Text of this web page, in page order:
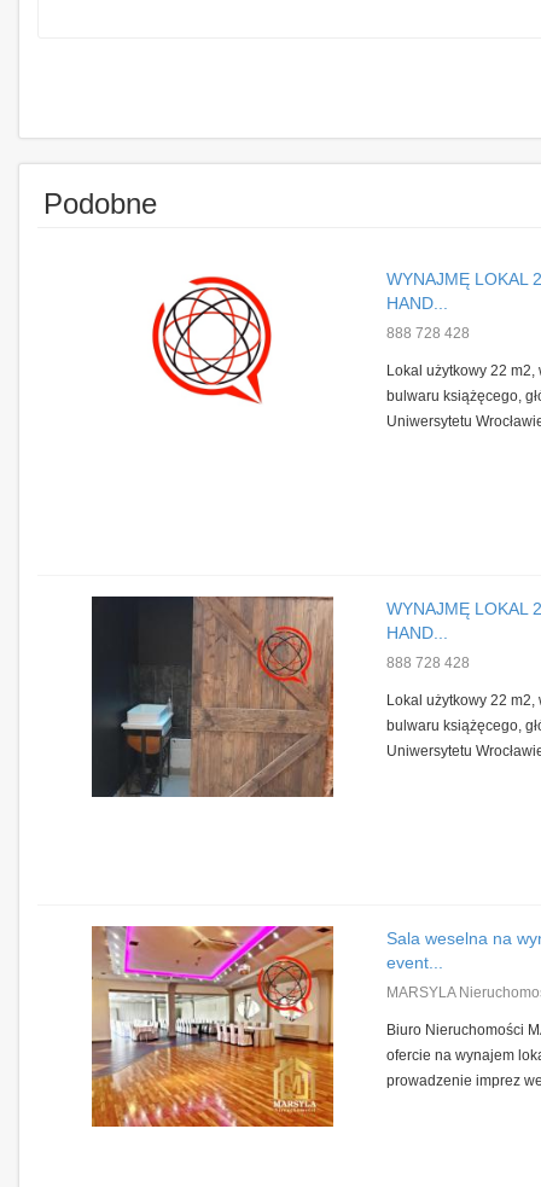
Podobne
WYNAJMĘ LOKAL
HAND...
888 728 428
Lokal użytkowy 22
bulwaru książęcego,
Uniwersytetu
WYNAJMĘ LOKAL
HAND...
888 728 428
Lokal użytkowy 22
bulwaru książęcego,
Uniwersytetu
Sala weselna na
event...
MARSYLA
Biuro Nieruchomości
ofercie na wynajem
prowadzenie imprez